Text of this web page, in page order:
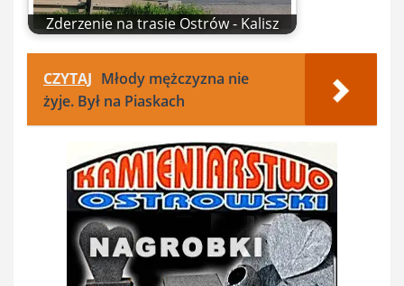
Zderzenie na trasie Ostrów - Kalisz
CZYTAJ Młody mężczyzna nie
żyje. Był na Piaskach